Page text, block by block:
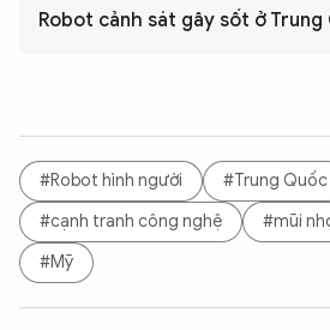
Robot cảnh sát gây sốt ở Trung
#Robot hình người
#Trung Quốc
#cạnh tranh công nghệ
#mũi
#Mỹ